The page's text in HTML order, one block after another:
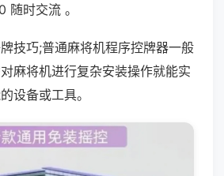
时交流 。
技巧;普通麻将机程序控牌器一般
麻将机进行复杂安装操作就能实
设备或工具。